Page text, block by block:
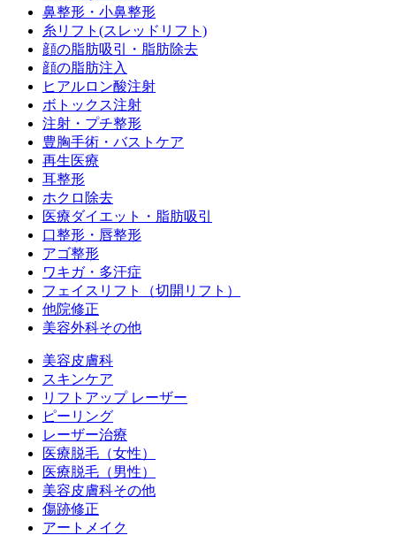
鼻整形・小鼻整形
糸リフト(スレッドリフト)
顔の脂肪吸引・脂肪除去
顔の脂肪注入
ヒアルロン酸注射
ボトックス注射
注射・プチ整形
豊胸手術・バストケア
再生医療
耳整形
ホクロ除去
医療ダイエット・脂肪吸引
口整形・唇整形
アゴ整形
ワキガ・多汗症
フェイスリフト（切開リフト）
他院修正
美容外科その他
美容皮膚科
スキンケア
リフトアップ レーザー
ピーリング
レーザー治療
医療脱毛（女性）
医療脱毛（男性）
美容皮膚科その他
傷跡修正
アートメイク